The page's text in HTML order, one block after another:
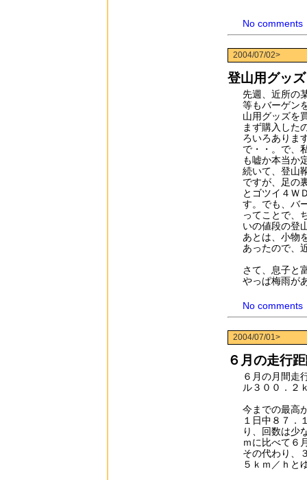
No comments
2004/07/02>
登山用グッ
先週、近所の
等もバーゲン
山用グッズを
まず購入した
ろいろありま
で・・。で、
も嘘か本当か
続いて、登山
ですが、足の
とゴツイ４Ｗ
す。でも、バ
ってことで、
いの値段の登
あとは、小物
あったので、
さて、息子と
やっぱ梅雨が
No comments
2004/07/01>
６月の走行
６月の月間走
ル３００．２
今までの最高
１日中８７．
り、回数は少
ｍに比べて６
その代わり、
５ｋｍ／ｈと